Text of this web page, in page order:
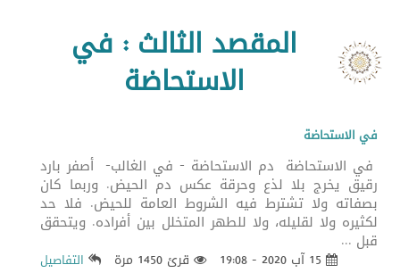
المقصد الثالث : في
الاستحاضة
في الاستحاضة
في الاستحاضة دم الاستحاضة - في الغالب- أصفر بارد
رقيق يخرج بلا لذع وحرقة عكس دم الحيض. وربما كان
بصفاته ولا تشترط فيه الشروط العامة للحيض. فلا حد
لكثيره ولا لقليله، ولا للطهر المتخلل بين أفراده. ويتحقق
قبل ...
قرئ 1450 مرة التفاصيل